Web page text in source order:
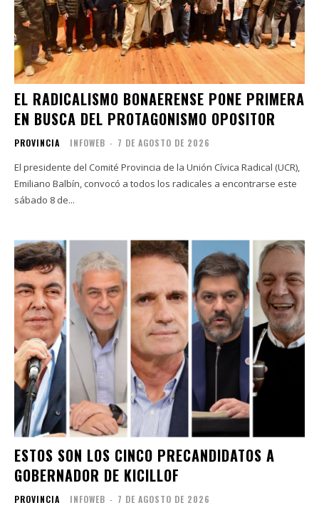
EL RADICALISMO BONAERENSE PONE PRIMERA
EN BUSCA DEL PROTAGONISMO OPOSITOR
PROVINCIA INFOWEB - 7 DE AGOSTO DE 2026
El presidente del Comité Provincia de la Unión Cívica Radical (UCR),
Emiliano Balbín, convocó a todos los radicales a encontrarse este
sábado 8 de...
ESTOS SON LOS CINCO PRECANDIDATOS A
GOBERNADOR DE KICILLOF
PROVINCIA INFOWEB - 7 DE AGOSTO DE 2026